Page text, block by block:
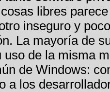
libres
inseguro y
La mayoría de
uso de la misma
de Windows:
a los